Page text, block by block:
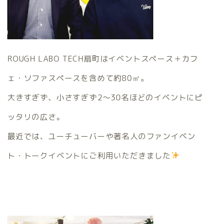
ROUGH LABO TECH扇町はイベントスペース＋カフ
ェ・ソファスペースを含めて約80㎡。
大きすぎず、小さすぎず2～30名ほどのイベントにピ
ッタリの広さ。
最近では、ユーチューバーや著名人のファンイベン
ト・トークイベントにご利用いただきました